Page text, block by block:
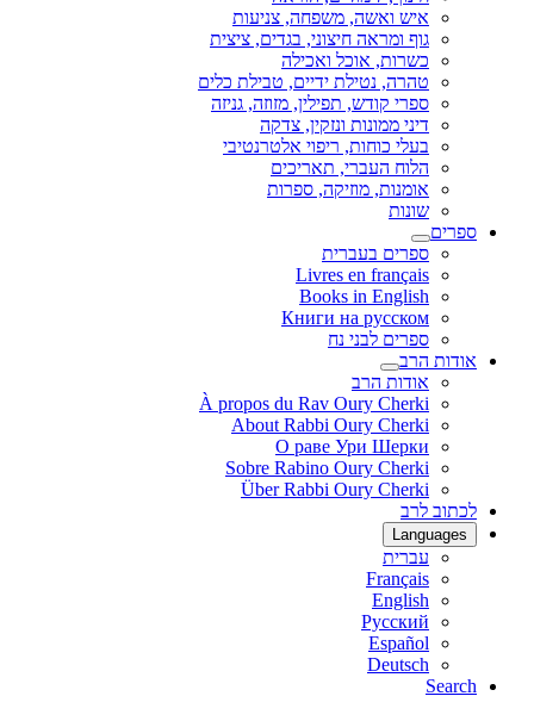
איש ואשה, משפחה, צניעות
גוף ומראה חיצוני, בגדים, ציצית
כשרות, אוכל ואכילה
טהרה, נטילת ידיים, טבילת כלים
ספרי קודש, תפילין, מזוזה, גניזה
דיני ממונות ונזקין, צדקה
בעלי כוחות, ריפוי אלטרנטיבי
הלוח העברי, תאריכים
אומנות, מוזיקה, ספרות
שונות
ספרים
ספרים בעברית
Livres en français
Books in English
Книги на русском
ספרים לבני נח
אודות הרב
אודות הרב
À propos du Rav Oury Cherki
About Rabbi Oury Cherki
О раве Ури Шерки
Sobre Rabino Oury Cherki
Über Rabbi Oury Cherki
לכתוב לרב
Languages
עברית
Français
English
Русский
Español
Deutsch
Search